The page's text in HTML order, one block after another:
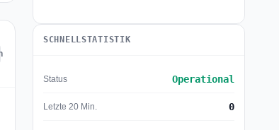
SCHNELLSTATISTIK
Status Operational
Letzte 20 Min. 0